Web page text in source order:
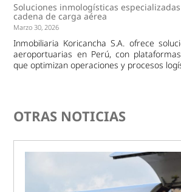
Soluciones inmologísticas
cadena de carga aérea
Marzo 30, 2026
Inmobiliaria Koricancha S.A. ofrece
aeroportuarias en Perú, con
que optimizan operaciones y procesos
OTRAS NOTICIAS